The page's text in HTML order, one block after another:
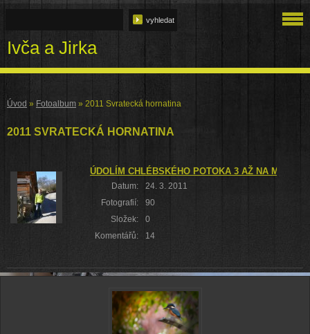
Ivča a Jirka
Úvod » Fotoalbum » 2011 Svratecká hornatina
2011 SVRATECKÁ HORNATINA
ÚDOLÍM CHLÉBSKÉHO POTOKA 3 AŽ NA MARIA
Datum:
24. 3. 2011
Fotografií:
90
Složek:
0
Komentářů:
14